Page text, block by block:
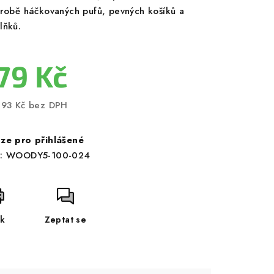
háčkovaných pufů, pevných košíků a
Kč
Kč bez DPH
pro přihlášené
WOODY5-100-024
Zeptat se